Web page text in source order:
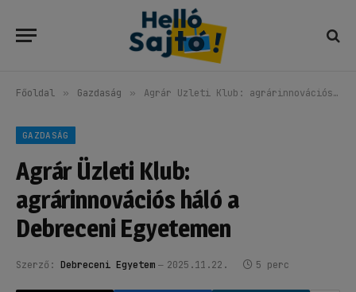
Főoldal » Gazdaság » Agrár Üzleti Klub: agrárinnovációs háló a Debreceni Egyetemen
GAZDASÁG
Agrár Üzleti Klub:
agrárinnovációs háló a
Debreceni Egyetemen
Szerző: Debreceni Egyetem 2025.11.22. 5 perc